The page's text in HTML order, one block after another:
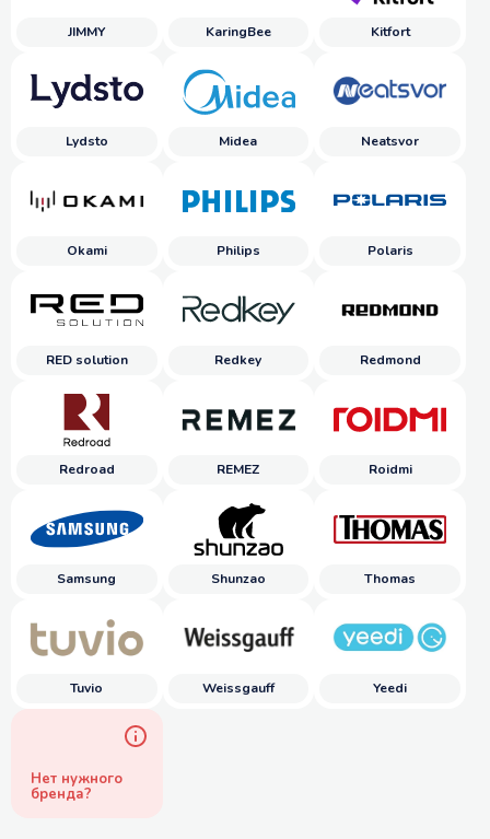
JIMMY KaringBee Kitfort
Lydsto Midea Neatsvor
Okami Philips Polaris
RED solution Redkey Redmond
Redroad REMEZ Roidmi
Samsung Shunzao Thomas
Tuvio Weissgauff Yeedi
Нет нужного
бренда?